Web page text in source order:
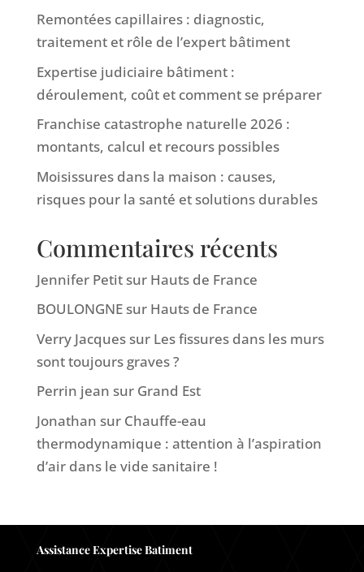
Remontées capillaires : diagnostic,
traitement et rôle de l’expert bâtiment
Expertise judiciaire bâtiment :
déroulement, coût et comment se préparer
Franchise catastrophe naturelle 2026 :
montants, calcul et recours possibles
Moisissures dans la maison : causes,
risques pour la santé et solutions durables
Commentaires récents
Jennifer Petitsur Hauts de France
BOULONGNEsur Hauts de France
Verry Jacquessur Les fissures dans les murs
sont toujours graves ?
Perrin jean sur Grand Est
Jonathan sur Chauffe-eau
thermodynamique : attention à l’aspiration
d’air dans le vide sanitaire !
Assistance Expertise Batiment